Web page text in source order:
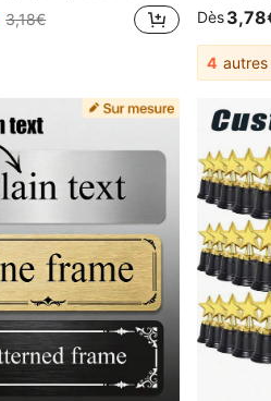
3,18€
Dès
4